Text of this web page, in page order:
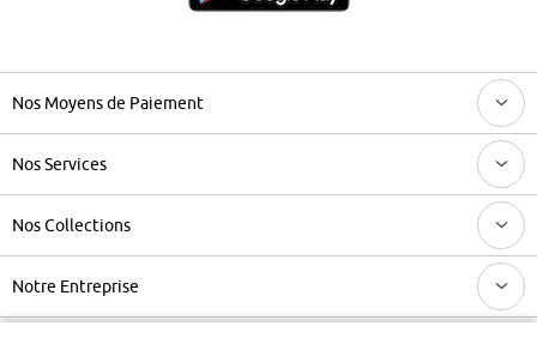
Nos Moyens de Paiement
Nos Services
Nos Collections
Notre Entreprise